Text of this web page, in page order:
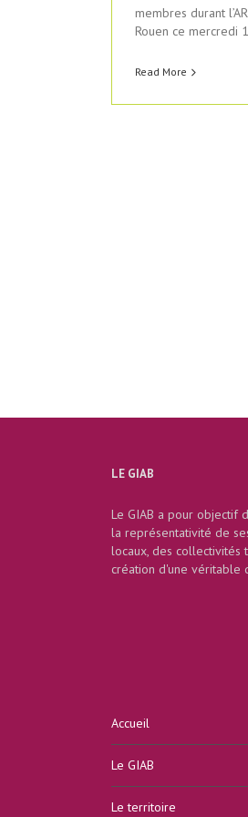
membres durant
Rouen ce mercredi
Read More
LE GIAB
Le GIAB a pour objectif
la représentativité de
locaux, des collectivités
création d'une véritable
Accueil
Le GIAB
Le territoire